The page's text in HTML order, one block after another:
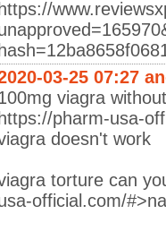
https://
03-25 07:27
viagra
https://pharm-usa-
doesn't work
torture can
official.com/